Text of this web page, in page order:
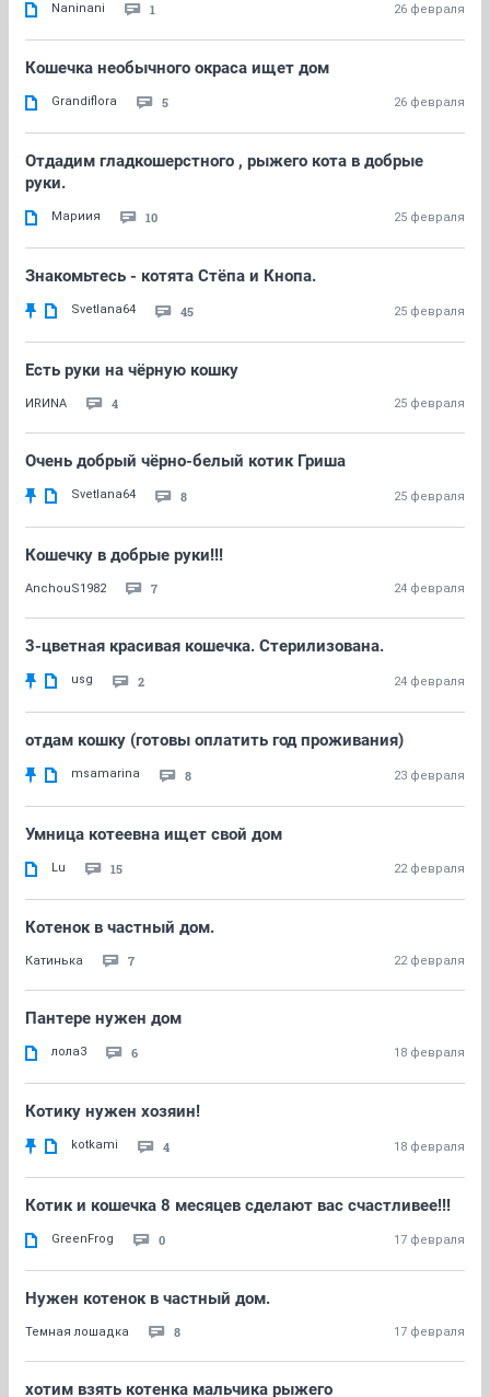
Naninani 1 26 февраля
Кошечка необычного окраса ищет дом
Grandiflora 5 26 февраля
Отдадим гладкошерстного , рыжего кота в добрые
руки.
Мариия 10 25 февраля
Знакомьтесь - котята Стёпа и Кнопа.
Svetlana64 45 25 февраля
Есть руки на чёрную кошку
ИRИNА 4 25 февраля
Очень добрый чёрно-белый котик Гриша
Svetlana64 8 25 февраля
Кошечку в добрые руки!!!
AnchouS1982 7 24 февраля
3-цветная красивая кошечка. Стерилизована.
usg 2 24 февраля
отдам кошку (готовы оплатить год проживания)
msamarina 8 23 февраля
Умница котеевна ищет свой дом
Lu 15 22 февраля
Котенок в частный дом.
Катинька 7 22 февраля
Пантере нужен дом
лола3 6 18 февраля
Котику нужен хозяин!
kotkami 4 18 февраля
Котик и кошечка 8 месяцев сделают вас счастливее!!!
GreenFrog 0 17 февраля
Нужен котенок в частный дом.
Темная лошадка 8 17 февраля
хотим взять котенка мальчика рыжего